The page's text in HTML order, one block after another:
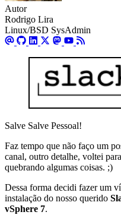
Autor
Rodrigo Lira
Linux/BSD SysAdmin
Salve Salve Pessoal!
Faz tempo que não faço um
canal, outro detalhe, voltei
quebrando algumas coisas. ;)
Dessa forma decidi fazer um
instalação do nosso querido
vSphere 7.